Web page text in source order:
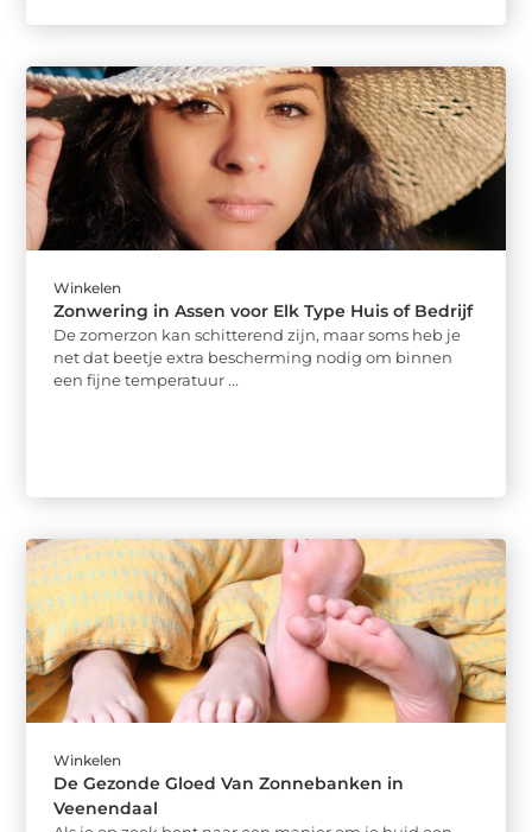
Winkelen
Zonwering in Assen voor Elk Type Huis of Bedrijf
De zomerzon kan schitterend zijn, maar soms heb je
net dat beetje extra bescherming nodig om binnen
een fijne temperatuur ...
Winkelen
De Gezonde Gloed Van Zonnebanken in
Veenendaal